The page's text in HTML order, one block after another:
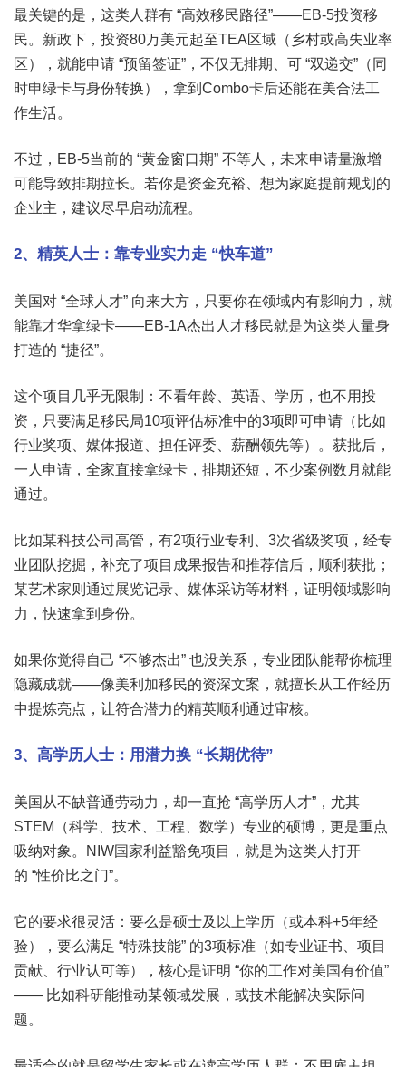
最关键的是，这类人群有 “高效移民路径”——EB-5投资移
民。新政下，投资80万美元起至TEA区域（乡村或高失业率
区），就能申请 “预留签证”，不仅无排期、可 “双递交”（同
时申绿卡与身份转换），拿到Combo卡后还能在美合法工
作生活。
不过，EB-5当前的 “黄金窗口期” 不等人，未来申请量激增
可能导致排期拉长。若你是资金充裕、想为家庭提前规划的
企业主，建议尽早启动流程。
2、精英人士：靠专业实力走 “快车道”
美国对 “全球人才” 向来大方，只要你在领域内有影响力，就
能靠才华拿绿卡——EB-1A杰出人才移民就是为这类人量身
打造的 “捷径”。
这个项目几乎无限制：不看年龄、英语、学历，也不用投
资，只要满足移民局10项评估标准中的3项即可申请（比如
行业奖项、媒体报道、担任评委、薪酬领先等）。获批后，
一人申请，全家直接拿绿卡，排期还短，不少案例数月就能
通过。
比如某科技公司高管，有2项行业专利、3次省级奖项，经专
业团队挖掘，补充了项目成果报告和推荐信后，顺利获批；
某艺术家则通过展览记录、媒体采访等材料，证明领域影响
力，快速拿到身份。
如果你觉得自己 “不够杰出” 也没关系，专业团队能帮你梳理
隐藏成就——像美利加移民的资深文案，就擅长从工作经历
中提炼亮点，让符合潜力的精英顺利通过审核。
3、高学历人士：用潜力换 “长期优待”
美国从不缺普通劳动力，却一直抢 “高学历人才”，尤其
STEM（科学、技术、工程、数学）专业的硕博，更是重点
吸纳对象。NIW国家利益豁免项目，就是为这类人打开
的 “性价比之门”。
它的要求很灵活：要么是硕士及以上学历（或本科+5年经
验），要么满足 “特殊技能” 的3项标准（如专业证书、项目
贡献、行业认可等），核心是证明 “你的工作对美国有价值”
—— 比如科研能推动某领域发展，或技术能解决实际问
题。